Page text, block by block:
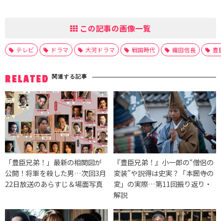
この記事の画像一覧
テレビ ドラマ 大河ドラマ 戦国時代 織田信長 豊
RELATED 関連する記事
「豊臣兄弟！」最新の相関図が
公開！将軍を殺した男…次回3月
22日放送のあらすじ＆場面写真
『豊臣兄弟！』小一郎の“僧侶の
変装”や説得は史実？「本圀寺の
変」の実際…第11回振り返り・
解説